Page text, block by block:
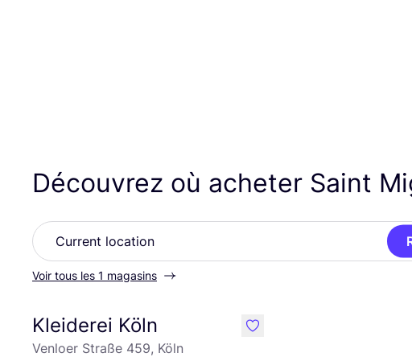
Découvrez où acheter Saint
Voir tous les 1 magasins
Kleiderei Köln
Venloer Straße 459, Köln
like